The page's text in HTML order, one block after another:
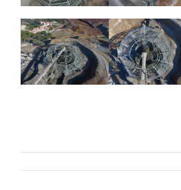
Navigation